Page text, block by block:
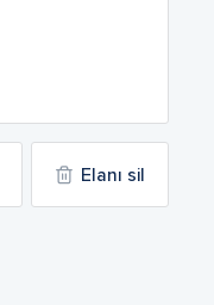
Elanı sil